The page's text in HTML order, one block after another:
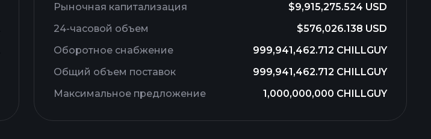
Рыночная капитализация
$9,915,275.524 USD
24-часовой объем
$576,026.138 USD
Оборотное снабжение
999,941,462.712 CHILLGUY
Общий объем поставок
999,941,462.712 CHILLGUY
Максимальное предложение
1,000,000,000 CHILLGUY